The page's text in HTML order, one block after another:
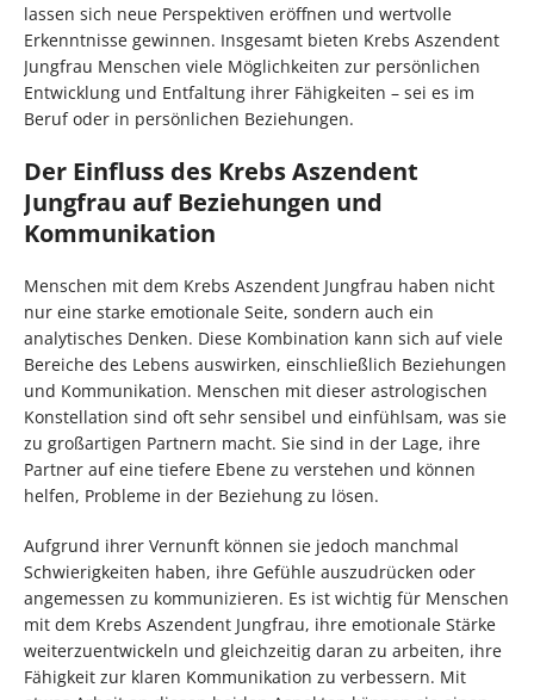
lassen sich neue Perspektiven eröffnen und wertvolle
Erkenntnisse gewinnen. Insgesamt bieten Krebs Aszendent
Jungfrau Menschen viele Möglichkeiten zur persönlichen
Entwicklung und Entfaltung ihrer Fähigkeiten – sei es im
Beruf oder in persönlichen Beziehungen.
Der Einfluss des Krebs Aszendent
Jungfrau auf Beziehungen und
Kommunikation
Menschen mit dem Krebs Aszendent Jungfrau haben nicht
nur eine starke emotionale Seite, sondern auch ein
analytisches Denken. Diese Kombination kann sich auf viele
Bereiche des Lebens auswirken, einschließlich Beziehungen
und Kommunikation. Menschen mit dieser astrologischen
Konstellation sind oft sehr sensibel und einfühlsam, was sie
zu großartigen Partnern macht. Sie sind in der Lage, ihre
Partner auf eine tiefere Ebene zu verstehen und können
helfen, Probleme in der Beziehung zu lösen.
Aufgrund ihrer Vernunft können sie jedoch manchmal
Schwierigkeiten haben, ihre Gefühle auszudrücken oder
angemessen zu kommunizieren. Es ist wichtig für Menschen
mit dem Krebs Aszendent Jungfrau, ihre emotionale Stärke
weiterzuentwickeln und gleichzeitig daran zu arbeiten, ihre
Fähigkeit zur klaren Kommunikation zu verbessern. Mit